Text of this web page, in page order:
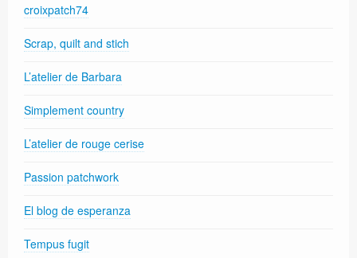
croixpatch74
Scrap, quilt and stich
L’atelier de Barbara
Simplement country
L’atelier de rouge cerise
Passion patchwork
El blog de esperanza
Tempus fugit